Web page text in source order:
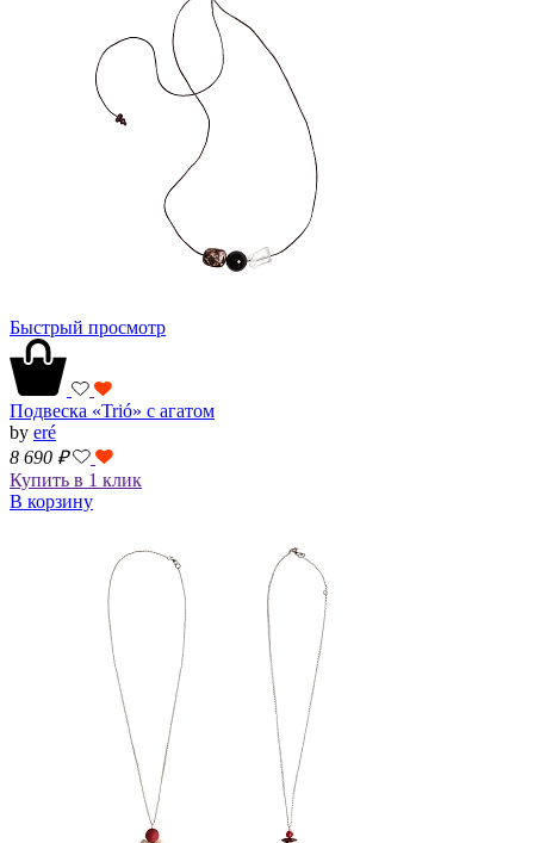
Быстрый просмотр
Подвеска «Trió» с агатом
by eré
8 690 ₽
Купить в 1 клик
В корзину